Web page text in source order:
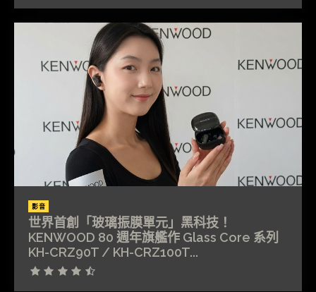
影音
世界首創「玻璃振膜單元」黑科技！
KENWOOD 80 週年旗艦作 Glass Core 系列
KH-CRZ90T / KH-CRZ100T...